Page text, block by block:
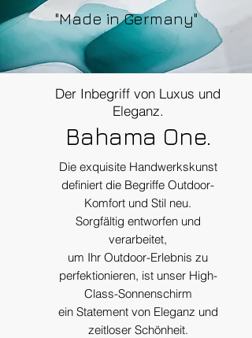
"Made in Germany"
Der Inbegriff von Luxus und
Eleganz.
Bahama One.
Die exquisite Handwerkskunst
definiert die Begriffe Outdoor-
Komfort und Stil neu.
Sorgfältig entworfen und
verarbeitet,
um Ihr Outdoor-Erlebnis zu
perfektionieren, ist unser High-
Class-Sonnenschirm
ein Statement von Eleganz und
zeitloser Schönheit.